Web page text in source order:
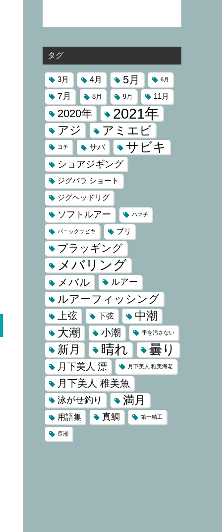
タグ
3月 4月 5月 6月
7月 8月 9月 11月
2020年 2021年
アジ アミエビ
コチ サバ サビキ
ショアジギング
ジグパラ ショート
ジグヘッドリグ
ソフトルアー ハマチ
パニックサビキ ブリ
プラッギング
メバリング
メバル ルアー
ルアーフィッシング
上弦 下弦
中潮
大潮
小潮 手を汚さない
新月 晴れ 曇り
月下美人 漂 月下美人 稚美海老
月下美人 稚美魚
泳がせ釣り 満月
用語集 真鯛 第一精工
長潮